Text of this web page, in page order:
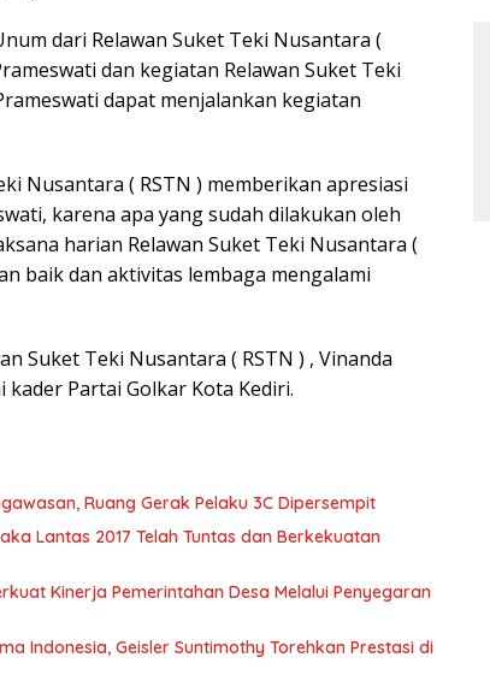
dari Relawan Suket Teki Nusantara (
dan kegiatan Relawan Suket Teki
dapat menjalankan kegiatan
Nusantara ( RSTN ) memberikan apresiasi
karena apa yang sudah dilakukan oleh
harian Relawan Suket Teki Nusantara (
baik dan aktivitas lembaga mengalami
Suket Teki Nusantara ( RSTN ) , Vinanda
Partai Golkar Kota Kediri.
Ruang Gerak Pelaku 3C Dipersempit
Lantas 2017 Telah Tuntas dan Berkekuatan
Kinerja Pemerintahan Desa Melalui Penyegaran
Indonesia, Geisler Suntimothy Torehkan Prestasi di